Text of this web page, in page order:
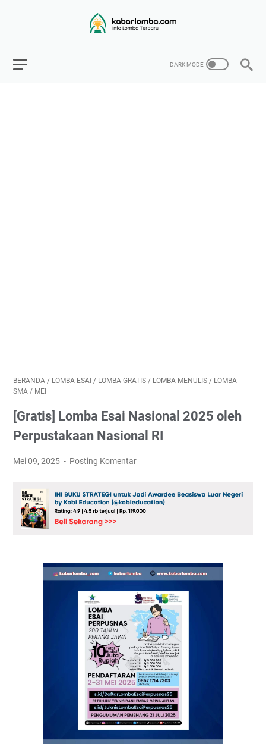
BERANDA / LOMBA ESAI / LOMBA GRATIS / LOMBA MENULIS / LOMBA
SMA / MEI
[Gratis] Lomba Esai Nasional 2025 oleh
Perpustakaan Nasional RI
Mei 09, 2025 Posting Komentar